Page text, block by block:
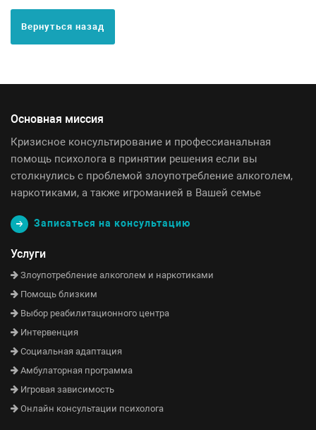
Вернуться назад
Основная миссия
Кризисное консультирование и профессианальная
помощь психолога в принятии решения если вы
столкнулись с проблемой злоупотребление алкоголем,
наркотиками, а также игроманией в Вашей семье
Записаться на консультацию
Услуги
Злоупотребление алкоголем и наркотиками
Помощь близким
Выбор реабилитационного центра
Интервенция
Социальная адаптация
Амбулаторная программа
Игровая зависимость
Онлайн консультации психолога